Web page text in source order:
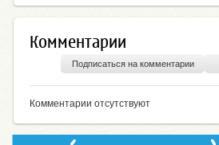
Комментарии
Подписаться на комментарии
Комментарии отсутствуют